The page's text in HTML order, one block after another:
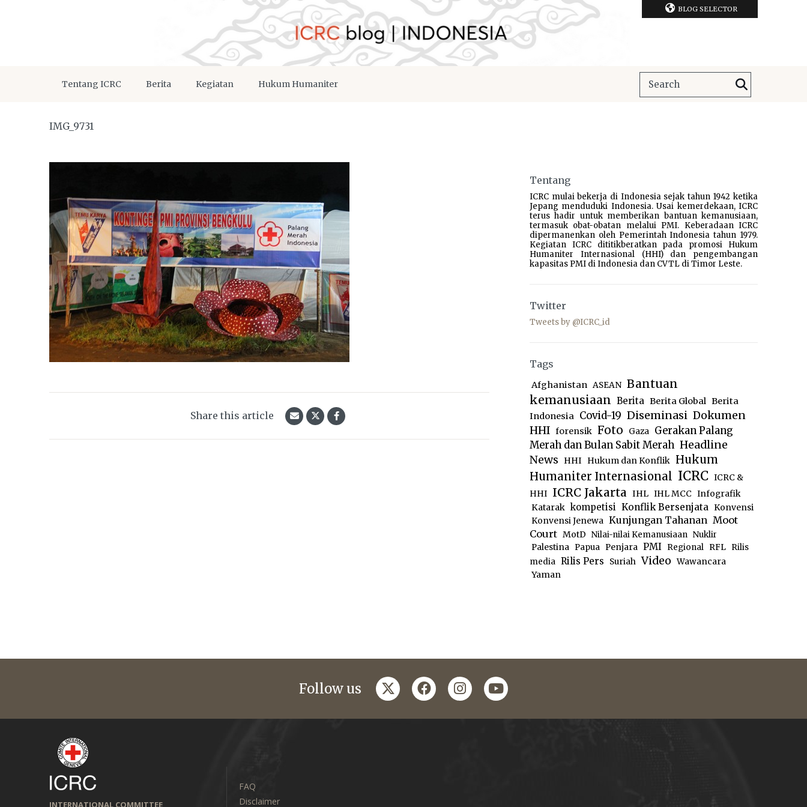
BLOG SELECTOR
Tentang ICRC Berita Kegiatan Hukum Humaniter
IMG_9731
Share this article
Tentang
ICRC mulai bekerja di Indonesia sejak tahun 1942 ketika
Jepang menduduki Indonesia. Usai kemerdekaan, ICRC
terus hadir untuk memberikan bantuan kemanusiaan,
termasuk obat-obatan melalui PMI. Keberadaan ICRC
dipermanenkan oleh Pemerintah Indonesia tahun 1979.
Kegiatan ICRC dititikberatkan pada promosi Hukum
Humaniter Internasional (HHI) dan pengembangan
kapasitas PMI di Indonesia dan CVTL di Timor Leste.
Twitter
Tweets by @ICRC_id
Tags
Afghanistan ASEAN Bantuan
kemanusiaan Berita Berita Global Berita
Indonesia Covid-19 Diseminasi Dokumen
HHI forensik Foto Gaza Gerakan Palang
Merah dan Bulan Sabit Merah Headline
News
HHI Hukum dan Konflik Hukum
Humaniter Internasional ICRC ICRC &
HHI ICRC Jakarta IHL IHL MCC Infografik
Katarak kompetisi Konflik Bersenjata Konvensi
Konvensi Jenewa Kunjungan Tahanan Moot
Court MotD Nilai-nilai Kemanusiaan Nuklir
Palestina
Papua Penjara PMI Regional RFL
Rilis
media Rilis Pers Suriah Video Wawancara
Yaman
Follow us twitterfacebookinstagram
youtube
INTERNATIONAL COMMITTEE
FAQ
Disclaimer